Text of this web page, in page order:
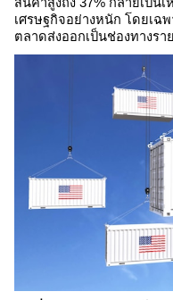
เศรษฐกิจอย่างหนัก โดยเฉ
ตลาดส่งออกเป็นช่องทางรา